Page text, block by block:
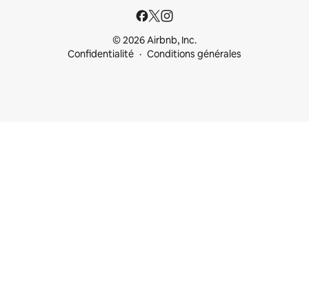
© 2026 Airbnb, Inc.
Confidentialité
Conditions générales